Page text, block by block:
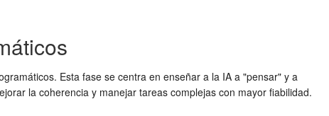
Esta fase se centra en enseñar a la IA a "pensar" y a
la coherencia y manejar tareas complejas con mayor fiabilidad.